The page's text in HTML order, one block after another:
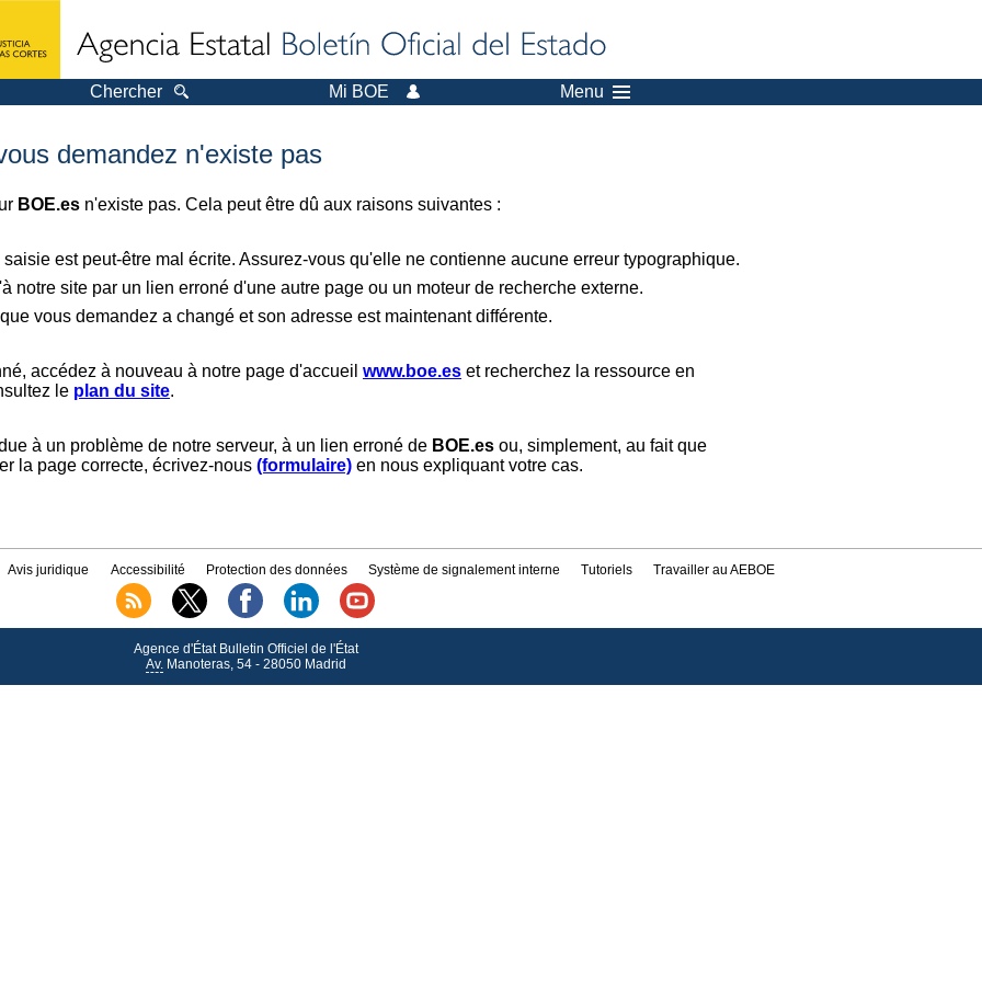
Chercher Mi BOE Menu
demandez n'existe pas
BOE.es n'existe pas. Cela peut être dû aux raisons suivantes :
est peut-être mal écrite. Assurez-vous qu'elle ne contienne aucune erreur typographique.
notre site par un lien erroné d'une autre page ou un moteur de recherche externe.
vous demandez a changé et son adresse est maintenant différente.
accédez à nouveau à notre page d'accueil www.boe.es et recherchez la ressource en
le plan du site.
à un problème de notre serveur, à un lien erroné de BOE.es ou, simplement, au fait que
la page correcte, écrivez-nous (formulaire) en nous expliquant votre cas.
Avis juridique Accessibilité Protection des données Système de signalement interne Tutoriels Travailler au AEBOE
Agence d'État Bulletin Officiel de l'État
Av.Manoteras, 54 - 28050 Madrid